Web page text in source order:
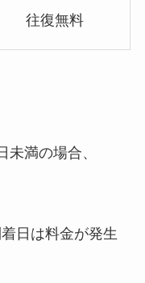
往復無料
未満の場合、
日は料金が発生